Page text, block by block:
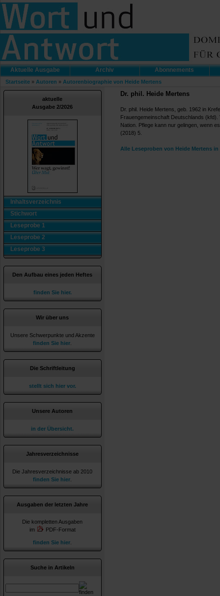
Aktuelle Ausgabe Archiv Abonnements
Startseite » Autoren » Autorenbiographie von Heide Mertens
aktuelle
Ausgabe 2/2026
Inhaltsverzeichnis
Stichwort
Leseprobe 1
Leseprobe 2
Leseprobe 3
Den Aufbau eines jeden Heftes
finden Sie hier.
Wir über uns
Unsere Schwerpunkte und Akzente
finden Sie hier
Die Schriftleitung
stellt sich hier vor.
Unsere Autoren
in der Übersicht.
Jahresverzeichnisse
Die Jahresverzeichnisse ab 2010
finden Sie hier
Ausgaben der letzten Jahre
Die kompletten Ausgaben
im
PDF-Format
finden Sie hier
Suche in Artikeln
Dr. phil. Heide Mertens
Dr. phil. Heide Mertens, geb. 1962 in
Frauengemeinschaft Deutschlands
Nation. Pflege kann nur gelingen, wenn
(2018) 5.
Alle Leseproben von Heide Mertens